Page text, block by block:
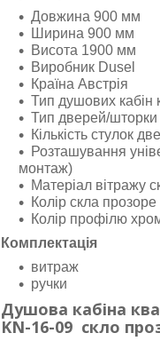
Довжина 900 мм
Ширина 900 мм
Висота 1900 мм
Виробник Dusel
Країна Австрія
Тип душових кабін
Тип дверей/шторки
Кількість стулок
Розташування
монтаж)
Матеріал вітражу
Колір скла прозоре
Колір профілю
Комплектація
витраж
ручки
Душова кабіна
KN-16-09 скло